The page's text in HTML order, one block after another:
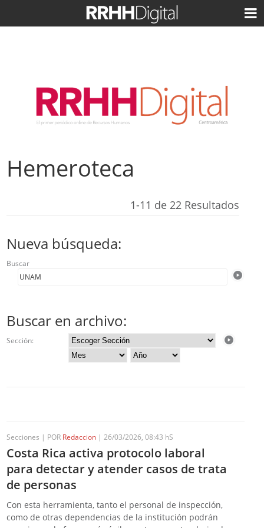
Hemeroteca
1-11 de 22 Resultados
Nueva búsqueda:
Buscar
Buscar en archivo:
Sección:
Secciones | POR Redaccion | 26/03/2026, 08:43 hS
Costa Rica activa protocolo laboral
para detectar y atender casos de trata
de personas
Con esta herramienta, tanto el personal de inspección,
como de otras dependencias de la institución podrán